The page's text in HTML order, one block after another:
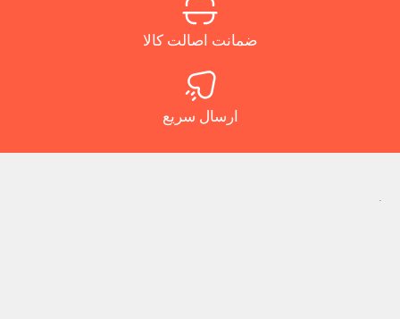
ضمانت اصالت کالا
ارسال سریع
.